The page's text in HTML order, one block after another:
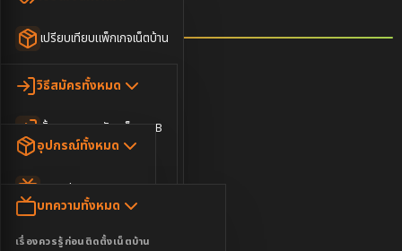
เปรียบเทียบแพ็กเกจเน็ตบ้าน
เน็ตบ้าน Super Fast
เน็ตบ้าน 2Gbps
วิธีสมัครทั้งหมด
ขั้นตอนการสมัครเน็ต 3BB
อุปกรณ์
อุปกรณ์ทั้งหมด
AIS Play Box
บทความ
บทความทั้งหมด
เรื่องควรรู้ก่อนติดตั้งเน็ตบ้าน
ข่าวสาร